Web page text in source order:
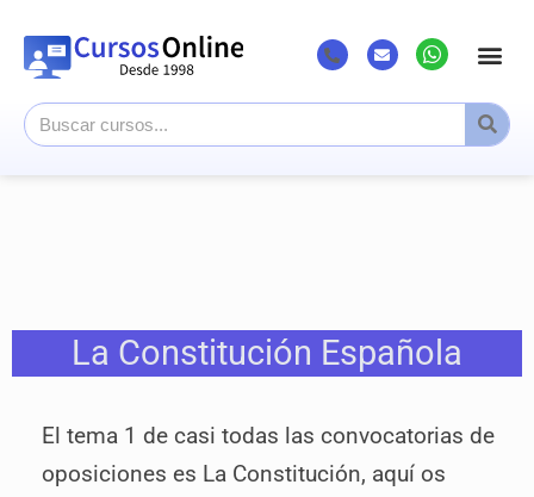
La Constitución Española
El tema 1 de casi todas las convocatorias de
oposiciones es La Constitución, aquí os